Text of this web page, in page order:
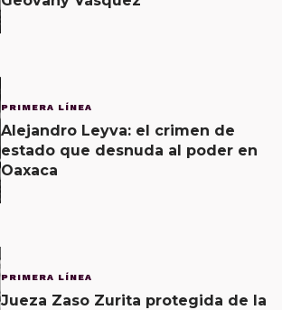
PRIMERA LÍNEA
Alejandro Leyva: el crimen de
estado que desnuda al poder en
Oaxaca
PRIMERA LÍNEA
Jueza Zaso Zurita protegida de la